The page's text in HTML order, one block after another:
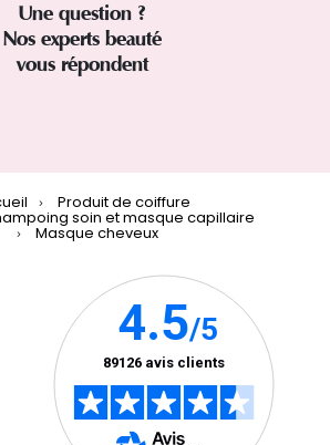
Une question ?
Nos experts beauté
vous répondent
Produit de coiffure
soin et masque capillaire
Masque cheveux